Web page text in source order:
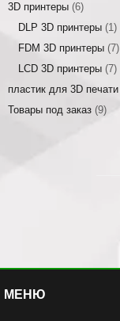
3D принтеры (6)
DLP 3D принтеры (1)
FDM 3D принтеры (7)
LCD 3D принтеры (7)
пластик для 3D печати
Товары под заказ (9)
МЕНЮ